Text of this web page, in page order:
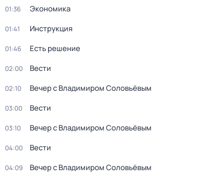
01:36 Экономика
01:41 Инструкция
01:46 Есть решение
02:00 Вести
02:10 Вечер с Владимиром Соловьёвым
03:00 Вести
03:10 Вечер с Владимиром Соловьёвым
04:00 Вести
04:09 Вечер с Владимиром Соловьёвым